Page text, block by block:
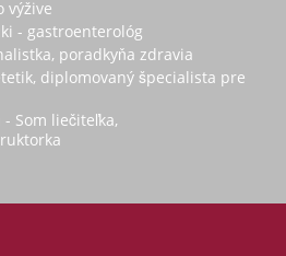
výžive
- gastroenterológ
poradkyňa zdravia
diplomovaný špecialista pre
- Som liečiteľka,